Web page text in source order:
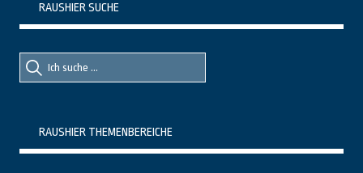
RAUSHIER SUCHE
Suche
nach::
Suche
nach:
RAUSHIER THEMENBEREICHE